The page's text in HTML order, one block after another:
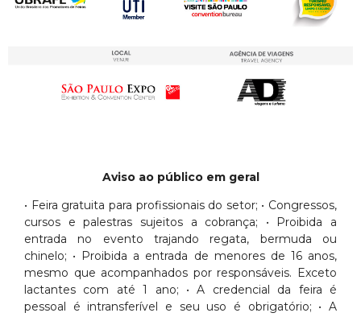
Aviso ao público em geral
• Feira gratuita para profissionais do setor; • Congressos,
cursos e palestras sujeitos a cobrança; • Proibida a
entrada no evento trajando regata, bermuda ou
chinelo; • Proibida a entrada de menores de 16 anos,
mesmo que acompanhados por responsáveis. Exceto
lactantes com até 1 ano; • A credencial da feira é
pessoal é intransferível e seu uso é obrigatório; • A